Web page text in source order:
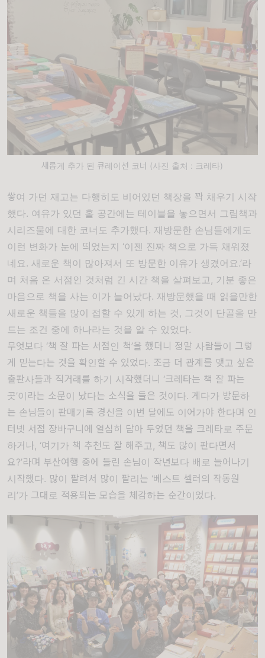
새롭게 추가 된 큐레이션 코너 (사진 출처 : 크레타)
쌓여 가던 재고는 다행히도 비어있던 책장을 꽉 채우기 시작
했다. 여유가 있던 홀 공간에는 테이블을 놓으면서 그림책과
시리즈물에 대한 코너도 추가했다. 재방문한 손님들에게도
이런 변화가 눈에 띄었는지 ‘이젠 진짜 책으로 가득 채워졌
네요 . 새로운 책이 많아져서 또 방문한 이유가 생겼어요 .’라
며 처음 온 서점인 것처럼 긴 시간 책을 살펴보고 , 기분 좋은
마음으로 책을 사는 이가 늘어났다. 재방문했을 때 읽을만한
새로운 책들을 많이 접할 수 있게 하는 것 , 그것이 단골을 만
드는 조건 중에 하나라는 것을 알 수 있었다.
무엇보다 ‘책 잘 파는 서점인 척’을 했더니 정말 사람들이 그렇
게 믿는다는 것을 확인할 수 있었다. 조금 더 관계를 맺고 싶은
출판사들과 직거래를 하기 시작했더니 ‘크레타는 책 잘 파는
곳’이라는 소문이 났다는 소식을 들은 것이다. 게다가 방문하
는 손님들이 판매기록 경신을 이번 달에도 이어가야 한다며 인
터넷 서점 장바구니에 열심히 담아 두었던 책을 크레타로 주문
하거나, ‘여기가 책 추천도 잘 해주고 , 책도 많이 판다면서
요?’라며 부산여행 중에 들린 손님이 작년보다 배로 늘어나기
시작했다. 많이 팔려서 많이 팔리는 ‘베스트 셀러의 작동원
리’가 그대로 적용되는 모습을 체감하는 순간이었다.